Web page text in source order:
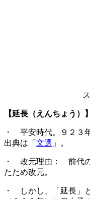
【延長（えんちょう）】
・ 平安時代。９２３
出典は「 文選 」。
・ 改元理由： 前代
たため改元。
・ しかし、「延長」